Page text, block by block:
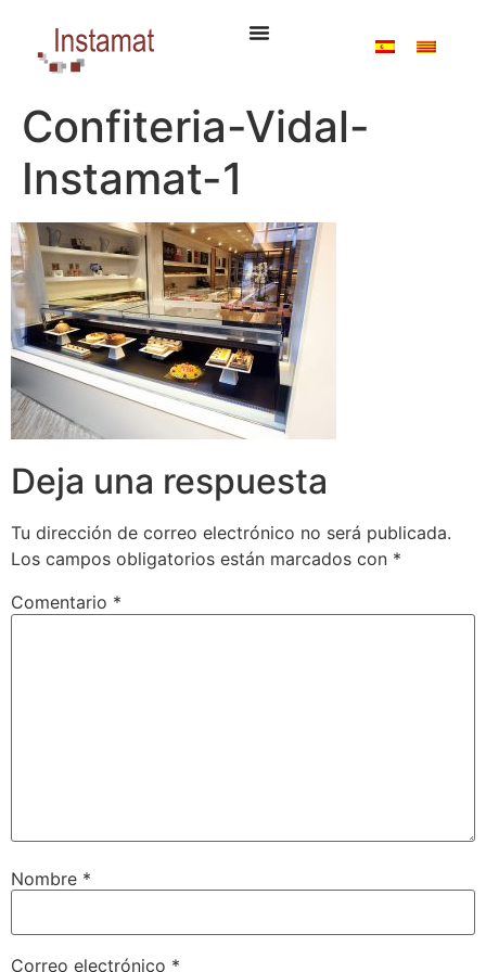
Confiteria-Vidal-
Instamat-1
Deja una respuesta
Tu dirección de correo electrónico no será publicada.
Los campos obligatorios están marcados con *
Comentario *
Nombre *
Correo electrónico *